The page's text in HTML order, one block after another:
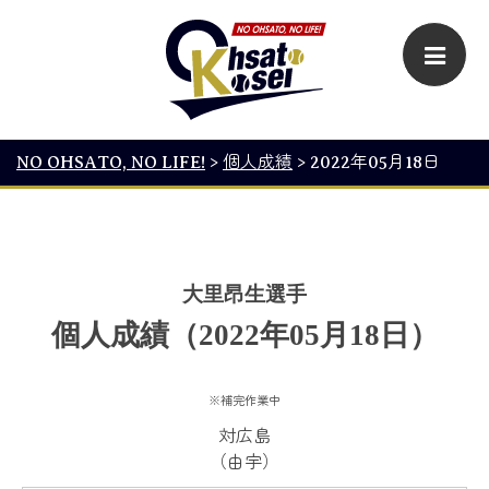
NO OHSATO, NO LIFE! > 個人成績 > 2022年05月18日
大里昂生選手
個人成績（2022年05月18日）
※補完作業中
対広島
（由宇）